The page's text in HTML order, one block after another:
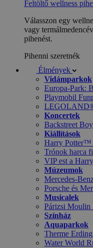
Feltöltő wellness
Válasszon egy
vagy
pihenést.
Pihenni szeretnék
Élmények
Vidámparkok
Europa-Park:
Playmobil
LEGOLAND®
Koncertek
Backstreet
Kiállítások
Harry Potter™
Trónok harca
VIP est a
Múzeumok
Mercedes-
Porsche és
Musicalek
Párizsi Moulin
Színház
Aquaparkok
Therme
Water World